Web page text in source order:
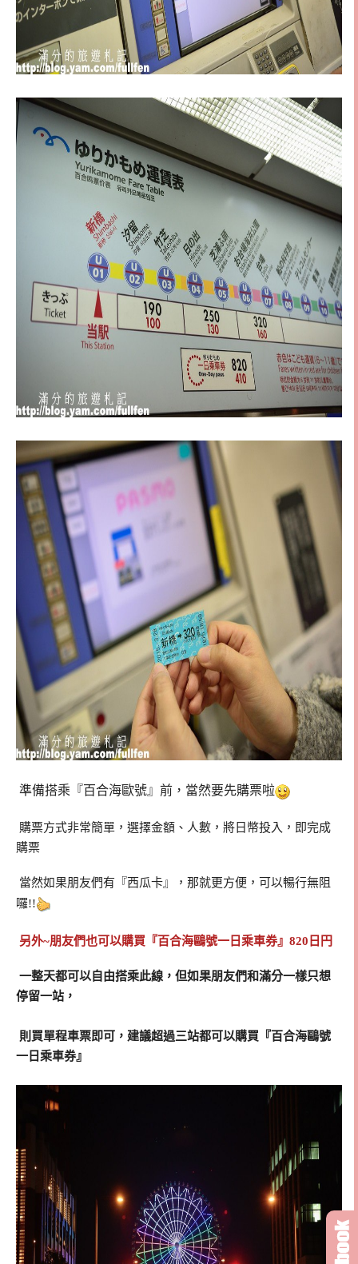
準備搭乘『百合海歐號』前，當然要先購票啦
購票方式非常簡單，選擇金額、人數，將日幣投入，即完成
購票
當然如果朋友們有『西瓜卡』，那就更方便，可以暢行無阻
囉!!
另外~朋友們也可以購買『百合海鷗號一日乘車券』820日円
一整天都可以自由搭乘此線，但如果朋友們和滿分一樣只想
停留一站，
則買單程車票即可，建議超過三站都可以購買『百合海鷗號
一日乘車券』